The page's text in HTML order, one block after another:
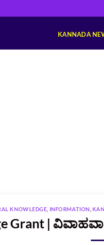
KANNADA
KNOWLEDGE INFORMATION
Grant |